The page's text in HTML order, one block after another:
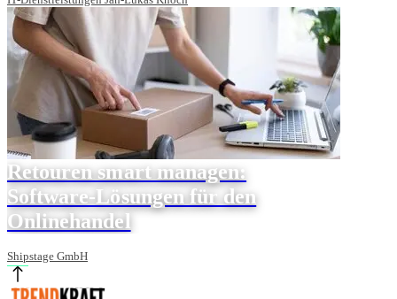
Retouren smart managen:
Software-Lösungen für den
Onlinehandel
Shipstage GmbH